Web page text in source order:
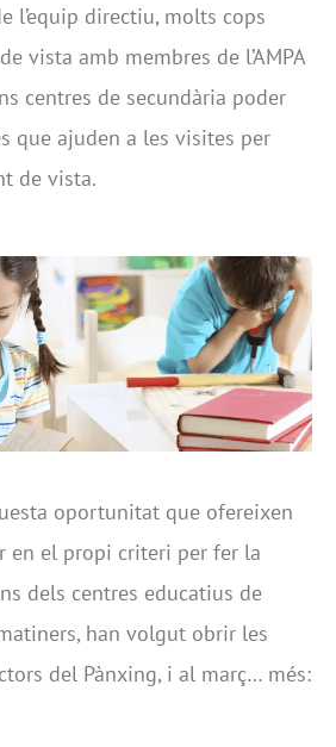
l’equip directiu, molts cops
vista amb membres de l’AMPA
centres de secundària poder
que ajuden a les visites per
de vista.
oportunitat que ofereixen
en el propi criteri per fer la
dels centres educatius de
han volgut obrir les
del Pànxing, i al març… més: